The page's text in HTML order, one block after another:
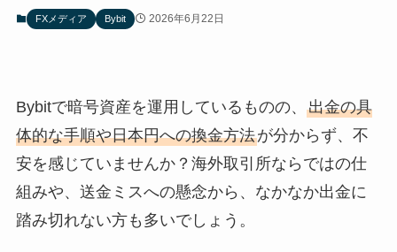
FXメディア Bybit 2026年6月22日
Bybitで暗号資産を運用しているものの、 出金の具
体的な手順や日本円への換金方法が分からず、不
安を感じていませんか？海外取引所ならではの仕
組みや、送金ミスへの懸念から、なかなか出金に
踏み切れない方も多いでしょう。